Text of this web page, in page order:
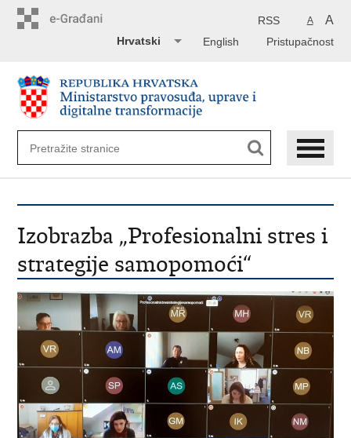
A A
RSS
Pristupačnost
English
Hrvatski
Izobrazba „Profesionalni stres i
strategije samopomoći“